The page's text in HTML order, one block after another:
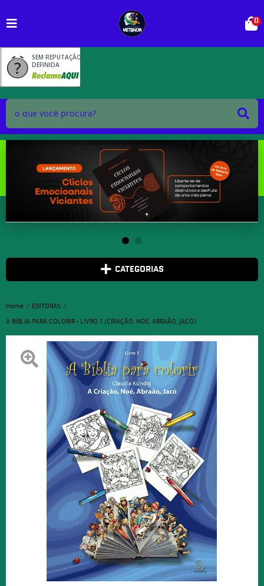
SEM REPUTAÇÃO
DEFINIDA
0
CATEGORIAS
Home
EDITORAS
A BÍBLIA PARA COLORIR - LIVRO 1 (CRIAÇÃO, NOÉ, ABRAÃO, JACÓ)